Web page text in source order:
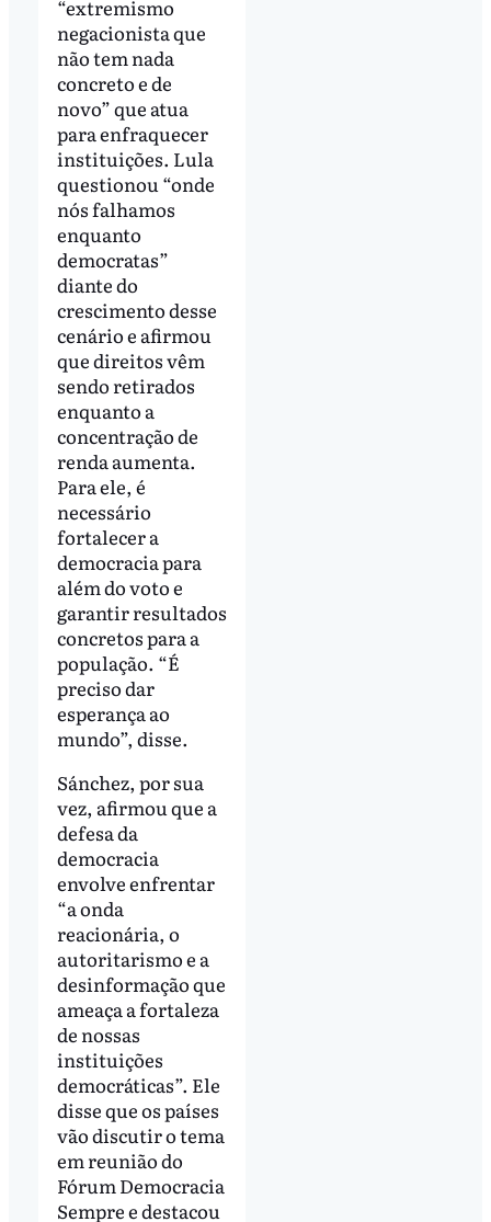
“extremismo
negacionista que
não tem nada
concreto e de
novo” que atua
para enfraquecer
instituições. Lula
questionou “onde
nós falhamos
enquanto
democratas”
diante do
crescimento desse
cenário e afirmou
que direitos vêm
sendo retirados
enquanto a
concentração de
renda aumenta.
Para ele, é
necessário
fortalecer a
democracia para
além do voto e
garantir resultados
concretos para a
população. “É
preciso dar
esperança ao
mundo”, disse.
Sánchez, por sua
vez, afirmou que a
defesa da
democracia
envolve enfrentar
“a onda
reacionária, o
autoritarismo e a
desinformação que
ameaça a fortaleza
de nossas
instituições
democráticas”. Ele
disse que os países
vão discutir o tema
em reunião do
Fórum Democracia
Sempre e destacou